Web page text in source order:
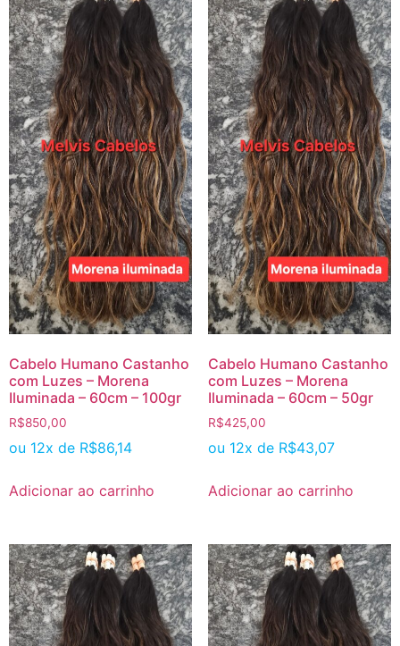
Cabelo Humano Castanho
com Luzes – Morena
Iluminada – 60cm – 100gr
R$850,00
ou 12x de R$86,14
Adicionar ao carrinho
Cabelo Humano Castanho
com Luzes – Morena
Iluminada – 60cm – 50gr
R$425,00
ou 12x de R$43,07
Adicionar ao carrinho